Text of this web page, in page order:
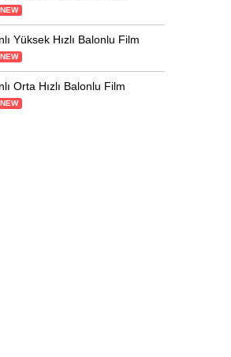
NEW
Yüksek Hızlı Balonlu Film
NEW
Orta Hızlı Balonlu Film
NEW